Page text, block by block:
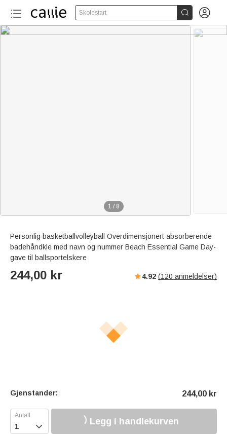
Skolestart  
1 / 8
Personlig basketballvolleyball Overdimensjonert absorberende
badehåndkle med navn og nummer Beach Essential Game Day-
gave til ballsportelskere
244,00 kr 4.92 (120 anmeldelser)
Gjenstander: 244,00 kr
 Legg i handlekurven